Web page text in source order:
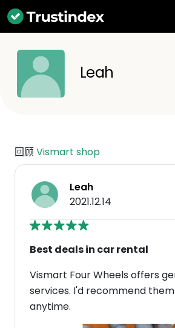
Leah
回顾Vismart shop
Leah
2021.12.14
Best deals in car rental
Vismart Four Wheels offers
services. I'd recommend
anytime.